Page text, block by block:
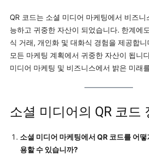
QR 코드는 소셜 미디어 마케팅에서 비즈
능하고 귀중한 자산이 되었습니다. 한계에
식 거래, 개인화 및 대화식 경험을 제공합
모든 마케팅 계획에서 귀중한 자산이 됩니
미디어 마케팅 및 비즈니스에서 밝은 미래
소셜 미디어의 QR 코드
소셜 미디어 마케팅에서 QR 코드를 어
용할 수 있습니까?